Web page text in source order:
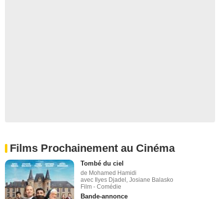
Films Prochainement au Cinéma
Tombé du ciel
de Mohamed Hamidi
avec Ilyes Djadel, Josiane Balasko
Film - Comédie
Bande-annonce